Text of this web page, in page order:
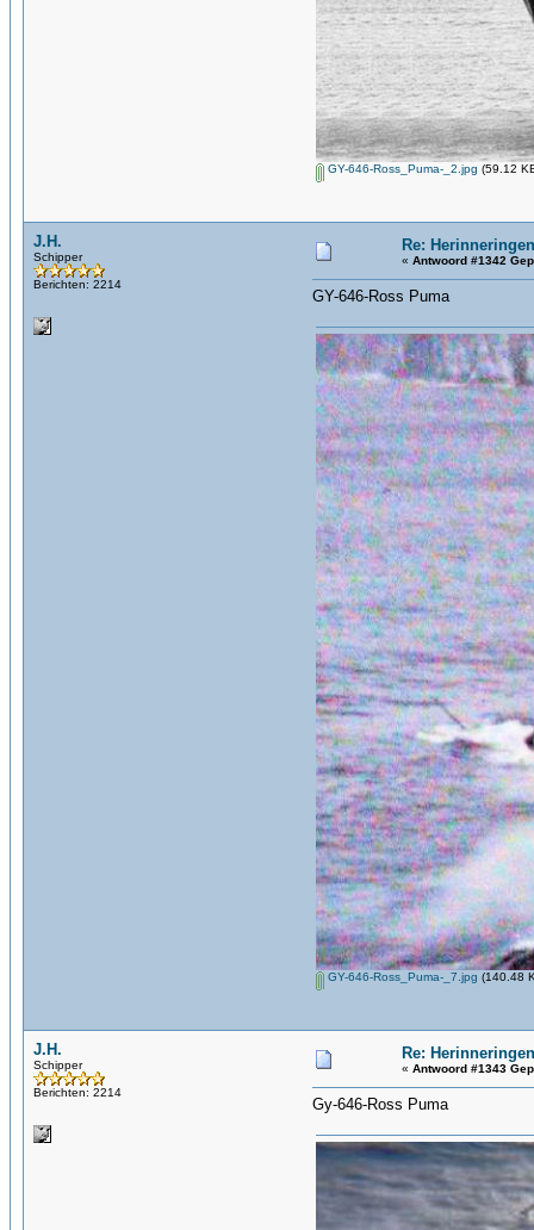
GY-646-Ross_Puma-_2.jpg (59.12
J.H.
Schipper
Berichten: 2214
Re:
« Antwoord #1342
GY-646-Ross Puma
GY-646-Ross_Puma-_7.jpg (140.48
J.H.
Schipper
Berichten: 2214
Re:
« Antwoord #1343
Gy-646-Ross Puma